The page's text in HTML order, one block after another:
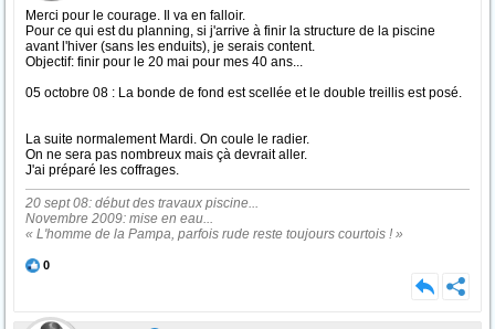
Merci pour le courage. Il va en falloir.
Pour ce qui est du planning, si j'arrive à finir la structure de la piscine
avant l'hiver (sans les enduits), je serais content.
Objectif: finir pour le 20 mai pour mes 40 ans...
05 octobre 08 : La bonde de fond est scellée et le double treillis est posé.
La suite normalement Mardi. On coule le radier.
On ne sera pas nombreux mais çà devrait aller.
J'ai préparé les coffrages.
20 sept 08: début des travaux piscine...
Novembre 2009: mise en eau...
« L'homme de la Pampa, parfois rude reste toujours courtois ! »
0